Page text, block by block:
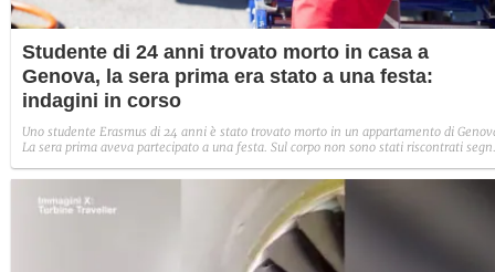
Studente di 24 anni trovato morto in casa a
Genova, la sera prima era stato a una festa:
indagini in corso
Uno studente Erasmus di 24 anni è stato trovato morto in un appartamento di
La sera prima aveva partecipato a una festa. Sul corpo non sono stati riscontrati segni